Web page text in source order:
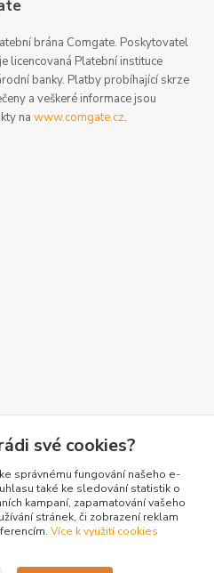
brána Comgate. Poskytovatel
licencovaná Platební instituce
banky. Platby probíhající skrze
a veškeré informace jsou
nawww.comgate.cz.
753své cookies?
správnému fungování našeho e-
také ke sledování statistik o
kampaní, zapamatování vašeho
stránek, či zobrazení reklam
Více k využití cookies